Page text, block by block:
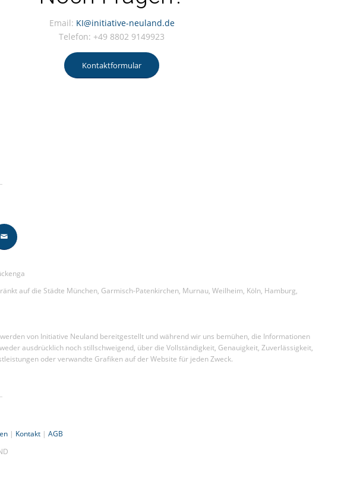
Email: KI@initiative-neuland.de
Telefon: +49 8802 9149923
Kontaktformular
auf die Städte München, Garmisch-Patenkirchen, Murnau, Weilheim, Köln, Hamburg,
von Initiative Neuland bereitgestellt und während wir uns bemühen, die Informationen
ausdrücklich noch stillschweigend, über die Vollständigkeit, Genauigkeit, Zuverlässigkeit,
oder verwandte Grafiken auf der Website für jeden Zweck.
| Kontakt |AGB